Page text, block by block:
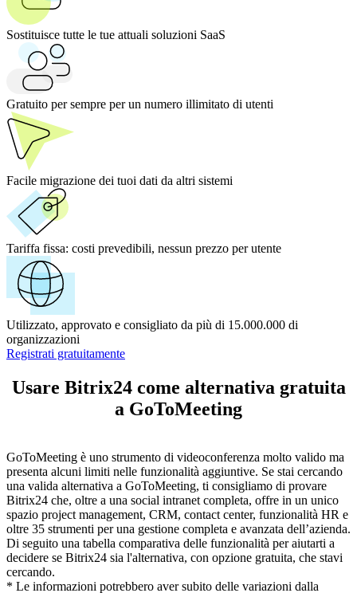
Sostituisce tutte le tue attuali soluzioni SaaS
Gratuito per sempre per un numero illimitato di utenti
Facile migrazione dei tuoi dati da altri sistemi
Tariffa fissa: costi prevedibili, nessun prezzo per utente
Utilizzato, approvato e consigliato da più di 15.000.000 di
organizzazioni
Registrati gratuitamente
Usare Bitrix24 come alternativa gratuita
a GoToMeeting
GoToMeeting è uno strumento di videoconferenza molto valido ma
presenta alcuni limiti nelle funzionalità aggiuntive. Se stai cercando
una valida alternativa a GoToMeeting, ti consigliamo di provare
Bitrix24 che, oltre a una social intranet completa, offre in un unico
spazio project management, CRM, contact center, funzionalità HR e
oltre 35 strumenti per una gestione completa e avanzata dell’azienda.
Di seguito una tabella comparativa delle funzionalità per aiutarti a
decidere se Bitrix24 sia l'alternativa, con opzione gratuita, che stavi
cercando.
* Le informazioni potrebbero aver subito delle variazioni dalla